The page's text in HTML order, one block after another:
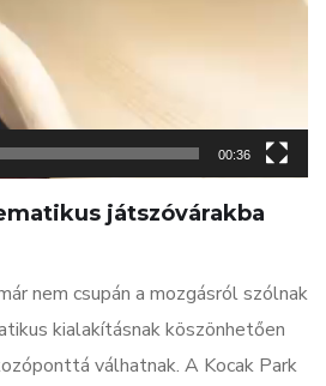
00:36
játszóvárakba
nem csupán a mozgásról szólnak
kialakításnak köszönhetően
válhatnak. A Kocak Park